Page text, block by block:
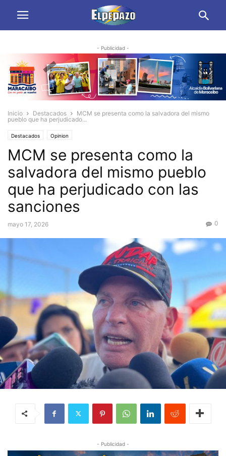
- Publicidad -
Inicio Destacados
MCM se presenta como la salvadora del mismo
pueblo que ha perjudicado...
Destacados Opinion
MCM se presenta como la
salvadora del mismo pueblo
que ha perjudicado con las
sanciones
mayo 17, 2026 0
- Publicidad -